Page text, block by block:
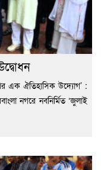
এক ঐতিহাসিক উদ্যোগ’ :
নগরে নবনির্মিত ‘জুলাই